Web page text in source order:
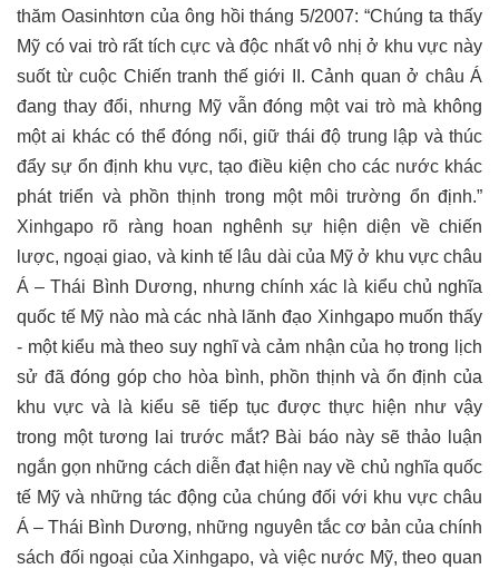
thăm Oasinhtơn của ông hồi tháng 5/2007: “Chúng ta thấy
Mỹ có vai trò rất tích cực và độc nhất vô nhị ở khu vực này
suốt từ cuộc Chiến tranh thế giới II. Cảnh quan ở châu Á
đang thay đổi, nhưng Mỹ vẫn đóng một vai trò mà không
một ai khác có thể đóng nổi, giữ thái độ trung lập và thúc
đẩy sự ổn định khu vực, tạo điều kiện cho các nước khác
phát triển và phồn thịnh trong một môi trường ổn định.”
Xinhgapo rõ ràng hoan nghênh sự hiện diện về chiến
lược, ngoại giao, và kinh tế lâu dài của Mỹ ở khu vực châu
Á – Thái Bình Dương, nhưng chính xác là kiểu chủ nghĩa
quốc tế Mỹ nào mà các nhà lãnh đạo Xinhgapo muốn thấy
- một kiểu mà theo suy nghĩ và cảm nhận của họ trong lịch
sử đã đóng góp cho hòa bình, phồn thịnh và ổn định của
khu vực và là kiểu sẽ tiếp tục được thực hiện như vậy
trong một tương lai trước mắt? Bài báo này sẽ thảo luận
ngắn gọn những cách diễn đạt hiện nay về chủ nghĩa quốc
tế Mỹ và những tác động của chúng đối với khu vực châu
Á – Thái Bình Dương, những nguyên tắc cơ bản của chính
sách đối ngoại của Xinhgapo, và việc nước Mỹ, theo quan